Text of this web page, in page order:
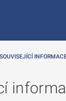
SOUVISEJÍCÍ